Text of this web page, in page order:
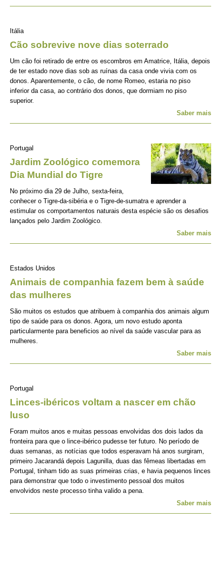
Itália
Cão sobrevive nove dias soterrado
Um cão foi retirado de entre os escombros em Amatrice, Itália, depois
de ter estado nove dias sob as ruínas da casa onde vivia com os
donos. Aparentemente, o cão, de nome Romeo, estaria no piso
inferior da casa, ao contrário dos donos, que dormiam no piso
superior.
Saber mais
Portugal
Jardim Zoológico comemora
Dia Mundial do Tigre
No próximo dia 29 de Julho, sexta-feira,
conhecer o Tigre-da-sibéria e o Tigre-de-sumatra e aprender a
estimular os comportamentos naturais desta espécie são os desafios
lançados pelo Jardim Zoológico.
Saber mais
Estados Unidos
Animais de companhia fazem bem à saúde
das mulheres
São muitos os estudos que atribuem à companhia dos animais algum
tipo de saúde para os donos. Agora, um novo estudo aponta
particularmente para beneficios ao nível da saúde vascular para as
mulheres.
Saber mais
Portugal
Linces-ibéricos voltam a nascer em chão
luso
Foram muitos anos e muitas pessoas envolvidas dos dois lados da
fronteira para que o lince-ibérico pudesse ter futuro. No período de
duas semanas, as notícias que todos esperavam há anos surgiram,
primeiro Jacarandá depois Lagunilla, duas das fêmeas libertadas em
Portugal, tinham tido as suas primeiras crias, e havia pequenos linces
para demonstrar que todo o investimento pessoal dos muitos
envolvidos neste processo tinha valido a pena.
Saber mais